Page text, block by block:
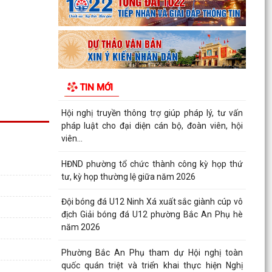
TIN MỚI
Đảng ủy phường Bắc An Phụ tổ chức chào cờ
Tổ quốc và sinh hoạt dưới cờ tháng 8 năm 2026
UBND phường Bắc An Phụ thực hiện xử lý môi
chứa rác...
Hội nghị truyền thông trợ giúp pháp lý, tư vấn
pháp luật cho đại diện cán bộ, đoàn viên, hội
viên...
HĐND phường tổ chức thành công kỳ họp thứ
tư, kỳ họp thường lệ giữa năm 2026
Đội bóng đá U12 Ninh Xá xuất sắc giành cúp vô
địch Giải bóng đá U12 phường Bắc An Phụ hè
năm 2026
Phường Bắc An Phụ tham dự Hội nghị toàn
quốc quán triệt và triển khai thực hiện Nghị